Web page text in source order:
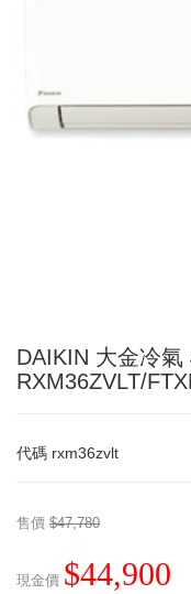
DAIKIN 大金冷氣
RXM36ZVLT/
代碼 rxm36zvlt
售價 $47,780
現金價 $44,900